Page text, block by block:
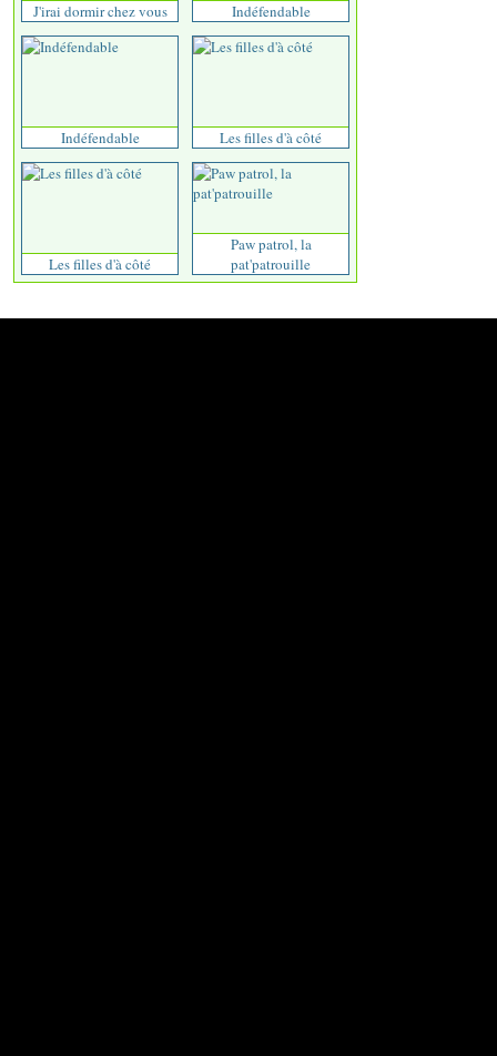
J'irai dormir chez vous Indéfendable
Indéfendable Les filles d'à côté
Les filles d'à côté
Paw patrol, la
pat'patrouille